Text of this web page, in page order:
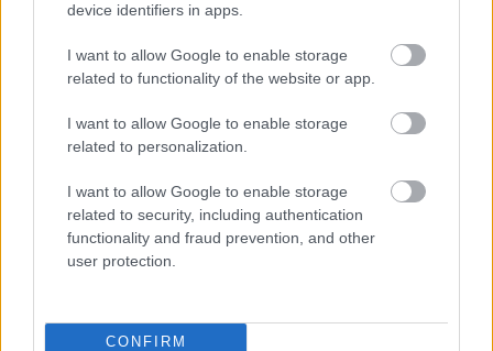
device identifiers in apps.
I want to allow Google to enable storage
related to functionality of the website or app.
I want to allow Google to enable storage
related to personalization.
I want to allow Google to enable storage
related to security, including authentication
functionality and fraud prevention, and other
user protection.
CONFIRM
Οι ιαματικές πηγέςTakaragawa Onsen ρέουν ανάμεσα
στις χιονισμένες κορυφές των εθνικών πάρκων
Joshin'etsukogen και Oze, ακριβώς βόρεια τηςGunma
προσφέροντας μια χαλαρωτική απόδραση με
εντυπωσιακό ορεινό τοπίο. Αυτά τα 4 υπαίθρια λουτρά
δίπλα στον ποταμό Takara και μέσα στο δάσος που
επισκέπτες να νιώθουν σαν να έχουν βυθιστεί στον